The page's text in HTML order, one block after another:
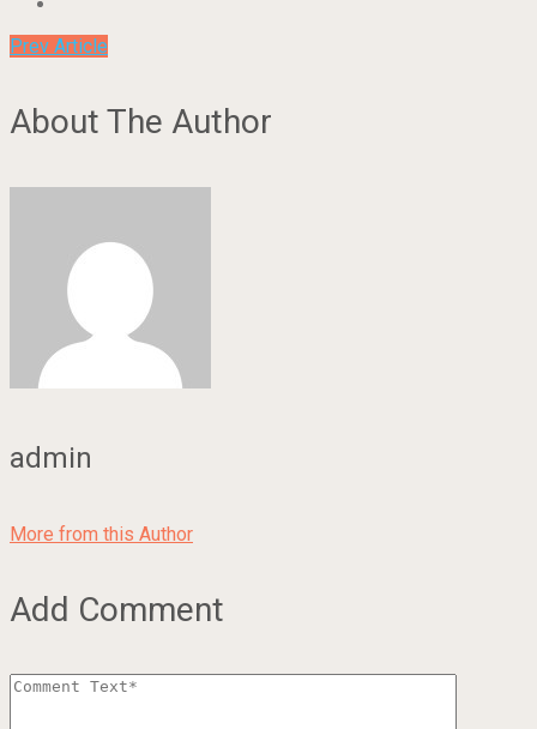
Prev Article
About The Author
admin
More from this Author
Add Comment